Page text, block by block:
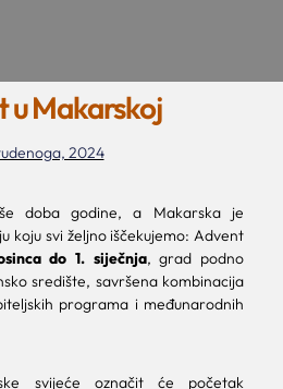
u Makarskoj
2024
doba godine, a Makarska je
koju svi željno iščekujemo: Advent
do 1. siječnja, grad podno
središte, savršena kombinacija
programa i međunarodnih
svijeće označit će početak